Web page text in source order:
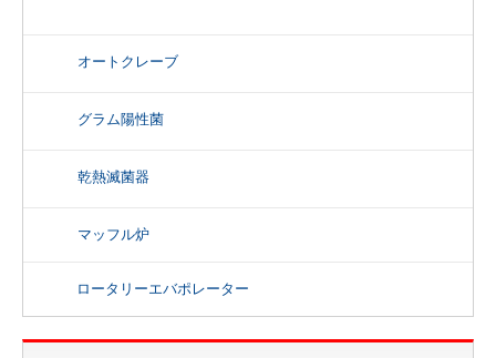
オートクレーブ
グラム陽性菌
乾熱滅菌器
マッフル炉
ロータリーエバポレーター